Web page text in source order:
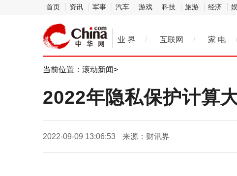
首页 资讯 军事 汽车 游戏 科技 旅游 经济
业 界 / 互联网 / 家 电 /
当前位置： 滚动新闻>
2022年隐私保护计算
2022-09-09 13:06:53 来源：财讯界